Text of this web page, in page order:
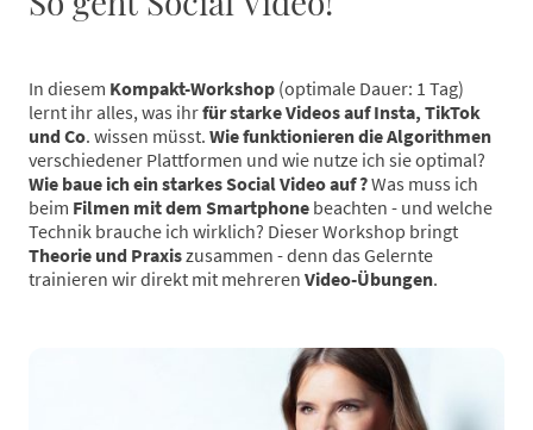
In diesem Kompakt-Workshop (optimale Dauer: 1 Tag)
lernt ihr alles, was ihrfür starke Videos auf Insta, TikTok
und Co. wissen müsst. Wie funktionieren die Algorithmen
verschiedener Plattformen und wie nutze ich sie optimal?
Wie baue ich ein starkes Social Video auf ?Was muss ich
beim Filmen mit dem Smartphone beachten - und welche
Technik brauche ich wirklich? Dieser Workshop bringt
Theorie und Praxiszusammen - denn das Gelernte
trainieren wir direkt mit mehreren Video-Übungen.